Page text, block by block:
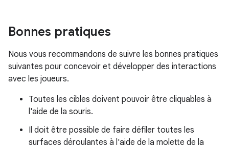
Bonnes pratiques
Nous vous recommandons de suivre les bonnes pratiques
suivantes pour concevoir et développer des interactions
avec les joueurs.
Toutes les cibles doivent pouvoir être cliquables à
l'aide de la souris.
Il doit être possible de faire défiler toutes les
surfaces déroulantes à l'aide de la molette de la